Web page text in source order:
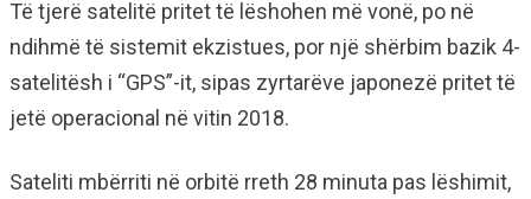
Të tjerë satelitë pritet të lëshohen më vonë, po në
ndihmë të sistemit ekzistues, por një shërbim bazik 4-
satelitësh i “GPS”-it, sipas zyrtarëve japonezë pritet të
jetë operacional në vitin 2018.
Sateliti mbërriti në orbitë rreth 28 minuta pas lëshimit,